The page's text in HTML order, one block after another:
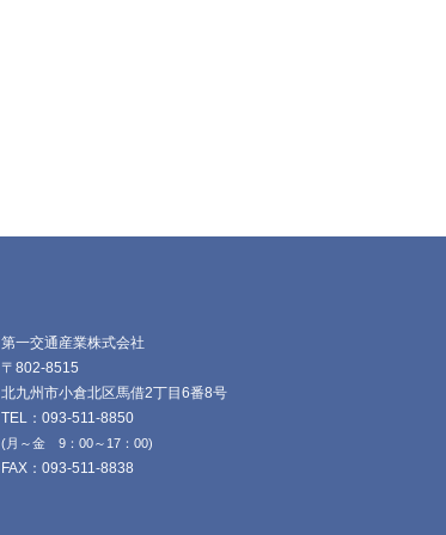
第一交通産業株式会社
〒802-8515
北九州市小倉北区馬借2丁目6番8号
TEL：093-511-8850
(月～金 9：00～17：00)
FAX：093-511-8838